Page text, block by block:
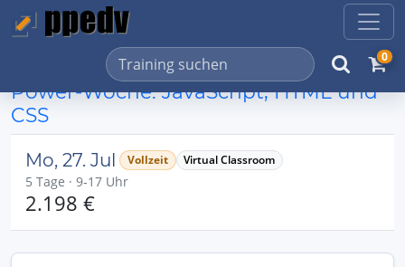
0
Power-Woche: JavaScript, HTML und
CSS
Mo, 27. Jul Vollzeit Virtual Classroom
5 Tage · 9-17 Uhr
2.198 €